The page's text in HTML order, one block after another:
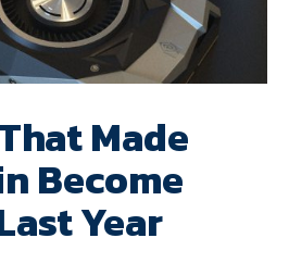
Made
Become
Year